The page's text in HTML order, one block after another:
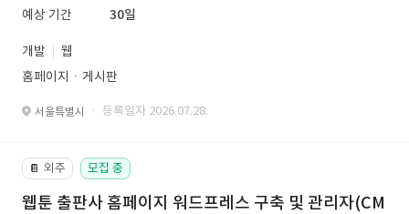
예상 기간
30일
개발
웹
홈페이지ㆍ게시판
서울특별시 · 등록일자 2026.07.28.
📔 외주 모집 중
웹툰 출판사 홈페이지 워드프레스 구축 및 관리자(CM